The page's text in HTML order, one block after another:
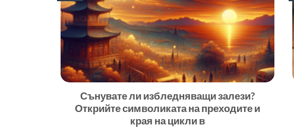
Сънувате ли избледняващи залези?
Открийте символиката на преходите и
края на цикли в